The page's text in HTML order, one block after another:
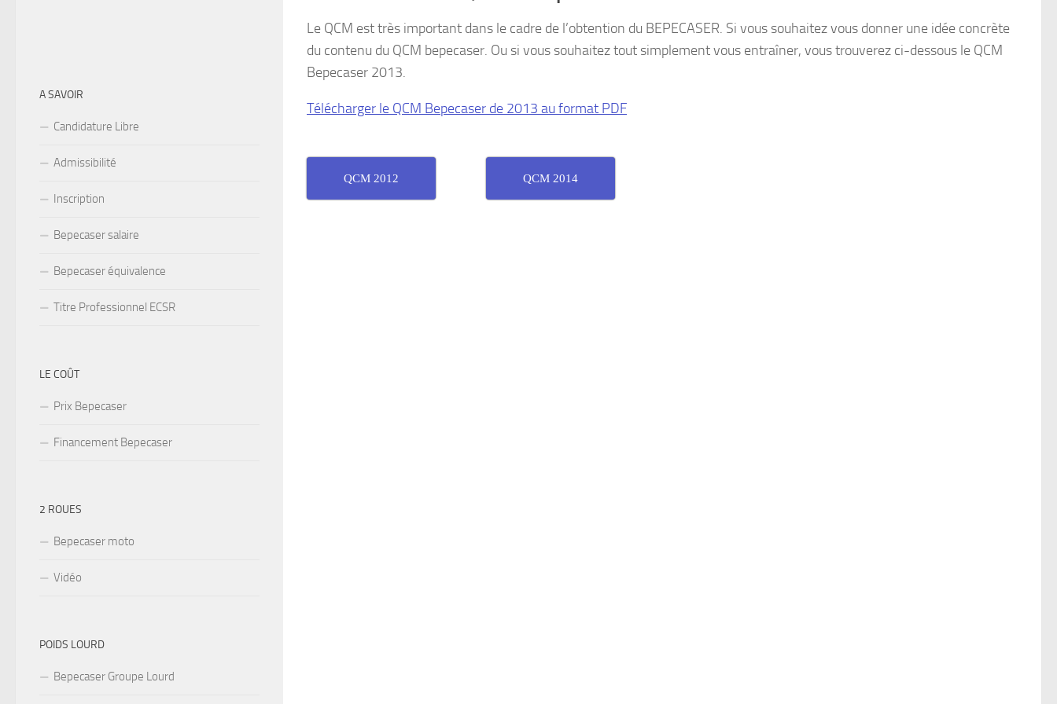
Le QCM est très important dans le cadre de l’obtention du BEPECASER. Si vous souhaitez vous donner une idée concrète
du contenu du QCM bepecaser. Ou si vous souhaitez tout simplement vous entraîner, vous trouverez ci-dessous le QCM
Bepecaser 2013.
Télécharger le QCM Bepecaser de 2013 au format PDF
QCM 2012 QCM 2014
A SAVOIR
Candidature Libre
Admissibilité
Inscription
Bepecaser salaire
Bepecaser équivalence
Titre Professionnel ECSR
LE COÛT
Prix Bepecaser
Financement Bepecaser
2 ROUES
Bepecaser moto
Vidéo
POIDS LOURD
Bepecaser Groupe Lourd